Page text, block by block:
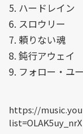
5. ハードレイン
6. スロウリー
7. 頼りない魂
8. 鈍行アウェイ
9. フォロー・ユー
https://